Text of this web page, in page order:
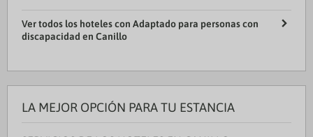
Ver todos los hoteles con Adaptado para personas con
discapacidad en Canillo
LA MEJOR OPCIÓN PARA TU ESTANCIA